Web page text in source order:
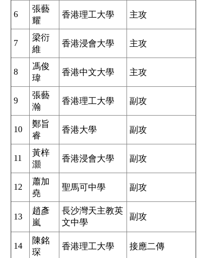
6
張藝
耀
香港理工大學 主攻
7
梁衍
維
香港浸會大學 主攻
8
馮俊
瑋
香港中文大學 主攻
9
張藝
瀚
香港理工大學 副攻
10
鄭旨
睿
香港大學 副攻
11
黃梓
灝
香港浸會大學 副攻
12
蕭加
堯
聖馬可中學 副攻
13
趙彥
嵐
長沙灣天主教英
文中學
副攻
14
陳銘
琛
香港理工大學 接應二傳